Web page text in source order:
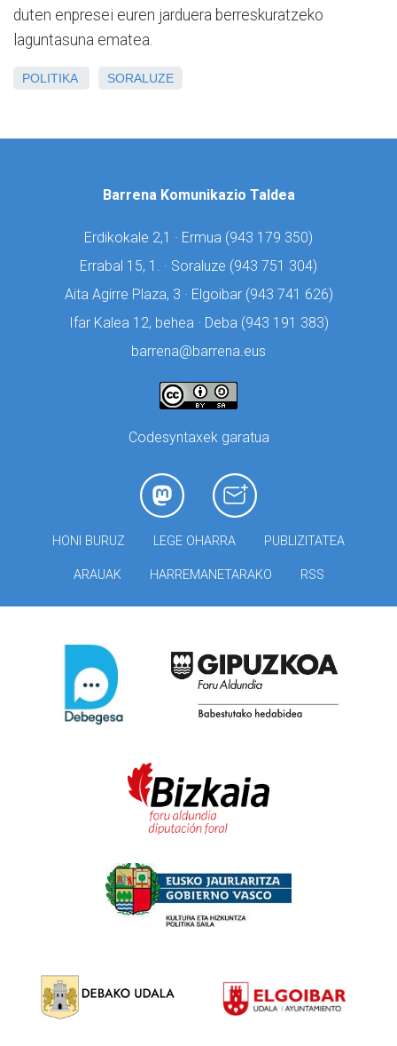
duten enpresei euren jarduera berreskuratzeko
laguntasuna ematea.
POLITIKA SORALUZE
Barrena Komunikazio Taldea
Erdikokale 2,1 · Ermua (943 179 350)
Errabal 15, 1. · Soraluze (943 751 304)
Aita Agirre Plaza, 3 · Elgoibar (943 741 626)
Ifar Kalea 12, behea · Deba (943 191 383)
barrena@barrena.eus
Codesyntaxek garatua
HONI BURUZ LEGE OHARRA PUBLIZITATEA
ARAUAK HARREMANETARAKO RSS